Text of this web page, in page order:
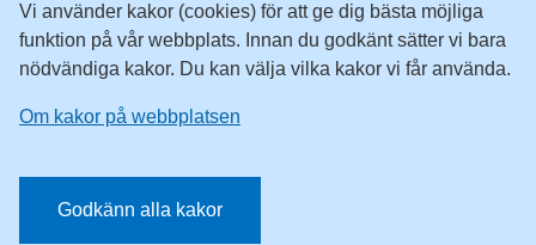
Information för leverantörsskolor
Sociala medier
Vuxenutbildning Stockholm, Instagram
Har du tips på vad vi borde publicera på webbplatsen? Mejla
Vi använder kakor (cookies) för att ge dig bästa möjliga
funktion på vår webbplats. Innan du godkänt sätter vi bara
nödvändiga kakor. Du kan välja vilka kakor vi får använda.
Om kakor på webbplatsen
Godkänn alla kakor